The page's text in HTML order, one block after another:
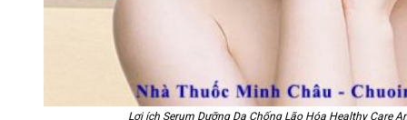
Lợi ích Serum Dưỡng Da Chống Lão Hóa Healthy Care